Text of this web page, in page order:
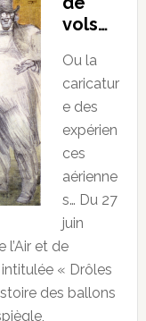
vols…
Ou la
caricatur
e des
expérien
ces
aérienne
s… Du 27
juin
l’Air et de
« Drôles
des ballons